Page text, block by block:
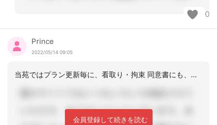
0
Prince
2022/05/14 09:05
当苑ではプラン更新毎に、看取り・拘束 同意書にも、署名を頂いていますよ！
会員登録して続きを読む